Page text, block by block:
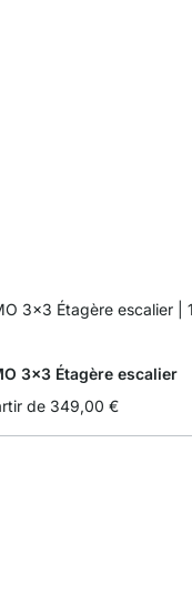
3x3 Étagère escalier
de 349,00 €